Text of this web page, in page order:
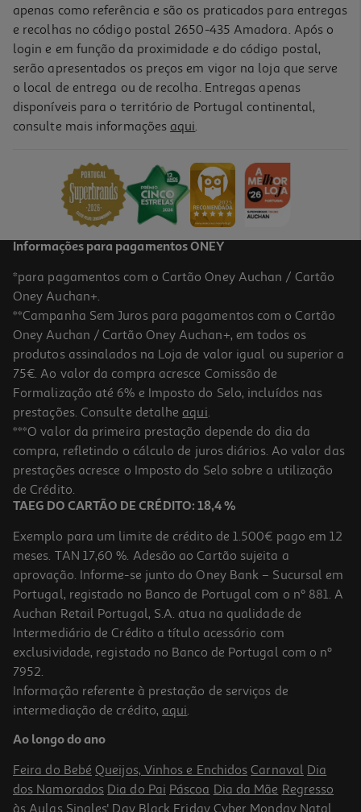
Vinho Branco Omnia Douro 0.75l
Vinho Branco Quinta Do Cume Reserva Douro 0.75l
22.65 €/Lt
16,99 €
Vinho Branco Quinta Do Infantado Douro 0.75l
13.32 €/Lt
9,99 €
apenas como referência e são os praticados para entregas
e recolhas no código postal 2650-435 Amadora. Após o
login e em função da proximidade e do código postal,
serão apresentados os preços em vigor na loja que serve
o local de entrega ou de recolha. Entregas apenas
disponíveis para o território de Portugal continental,
consulte mais informações aqui.
Informações para pagamentos ONEY
*para pagamentos com o Cartão Oney Auchan / Cartão
Oney Auchan+.
**Campanha Sem Juros para pagamentos com o Cartão
Oney Auchan / Cartão Oney Auchan+, em todos os
produtos assinalados na Loja de valor igual ou superior a
75€. Ao valor da compra acresce Comissão de
Formalização até 6% e Imposto do Selo, incluídos nas
prestações. Consulte detalhe aqui.
***O valor da primeira prestação depende do dia da
compra, refletindo o cálculo de juros diários. Ao valor das
prestações acresce o Imposto do Selo sobre a utilização
de Crédito.
TAEG DO CARTÃO DE CRÉDITO: 18,4 %
Exemplo para um limite de crédito de 1.500€ pago em 12
meses. TAN 17,60 %. Adesão ao Cartão sujeita a
aprovação. Informe-se junto do Oney Bank – Sucursal em
Portugal, registado no Banco de Portugal com o nº 881. A
Auchan Retail Portugal, S.A. atua na qualidade de
Intermediário de Crédito a título acessório com
exclusividade, registado no Banco de Portugal com o nº
7952.
Informação referente à prestação de serviços de
intermediação de crédito, aqui.
Ao longo do ano
Feira do Bebé Queijos, Vinhos e Enchidos Carnaval Dia
dos Namorados Dia do Pai Páscoa Dia da Mãe Regresso
às Aulas Singles' Day Black Friday Cyber Monday Natal